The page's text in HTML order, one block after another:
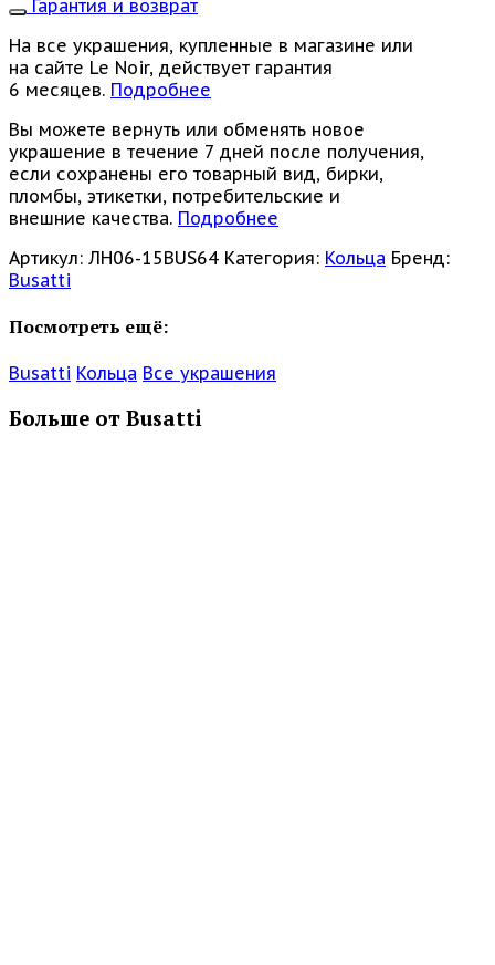
Гарантия и возврат
На все украшения, купленные в магазине или
на сайте Le Noir, действует гарантия
6 месяцев. Подробнее
Вы можете вернуть или обменять новое
украшение в течение 7 дней после получения,
если сохранены его товарный вид, бирки,
пломбы, этикетки, потребительские и
внешние качества. Подробнее
Артикул: ЛН06-15BUS64 Категория: Кольца Бренд:
Busatti
Посмотреть ещё:
Busatti Кольца Все украшения
Больше от Busatti